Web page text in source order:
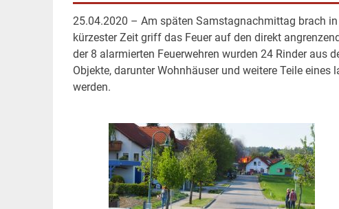
25.04.2020 – Am späten Samstagnachmittag brach
kürzester Zeit griff das Feuer auf den direkt
der 8 alarmierten Feuerwehren wurden 24 Rinder aus
Objekte, darunter Wohnhäuser und weitere Teile
werden.